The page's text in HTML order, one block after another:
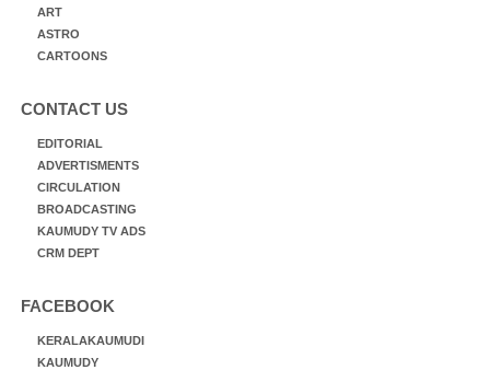
ART
ASTRO
CARTOONS
CONTACT US
EDITORIAL
ADVERTISMENTS
CIRCULATION
BROADCASTING
KAUMUDY TV ADS
CRM DEPT
FACEBOOK
KERALAKAUMUDI
KAUMUDY